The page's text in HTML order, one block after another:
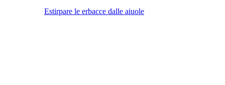
Estirpare le erbacce dalle aiuole